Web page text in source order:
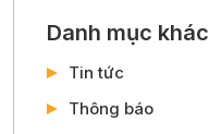
Danh mục khác
Tin tức
Thông báo